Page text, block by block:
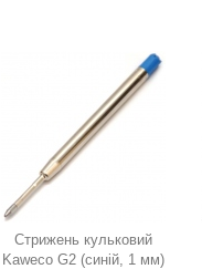
Стрижень кульковий
Kaweco G2 (синій, 1 мм)